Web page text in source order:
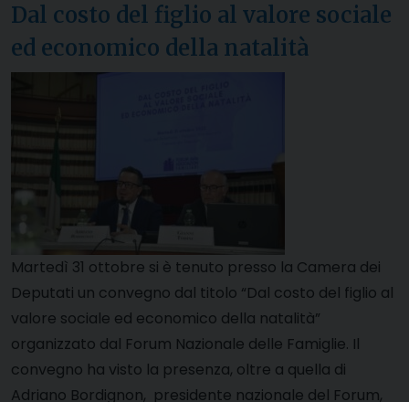
Dal costo del figlio al valore sociale
ed economico della natalità
Martedì 31 ottobre si è tenuto presso la Camera dei
Deputati un convegno dal titolo “Dal costo del figlio al
valore sociale ed economico della natalità”
organizzato dal Forum Nazionale delle Famiglie. Il
convegno ha visto la presenza, oltre a quella di
Adriano Bordignon, presidente nazionale del Forum,